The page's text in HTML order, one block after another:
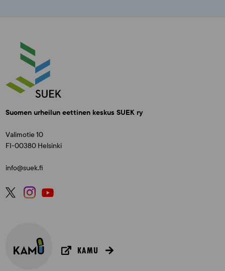
Suomen urheilun eettinen keskus SUEK ry
Valimotie 10
FI-00380 Helsinki
info@suek.fi
KAMU